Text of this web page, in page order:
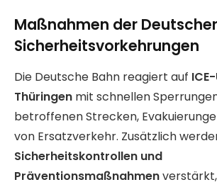
Maßnahmen der
Sicherheitsvorkehrungen
Die Deutsche Bahn reagiert auf
Thüringen mit schnellen
betroffenen Strecken,
von Ersatzverkehr. Zusätzlich
Sicherheitskontrollen und
Präventionsmaßnahmen